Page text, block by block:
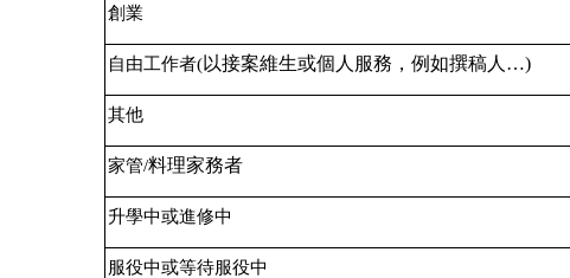
創業
自由工作者(以接案維生或個人服務，例如撰稿人…)
其他
家管/料理家務者
升學中或進修中
服役中或等待服役中